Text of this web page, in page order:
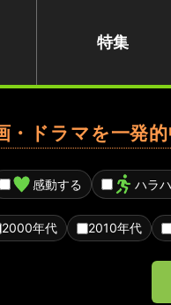
特集
・ドラマを一発的
感動する ハラ
2000年代 2010年代